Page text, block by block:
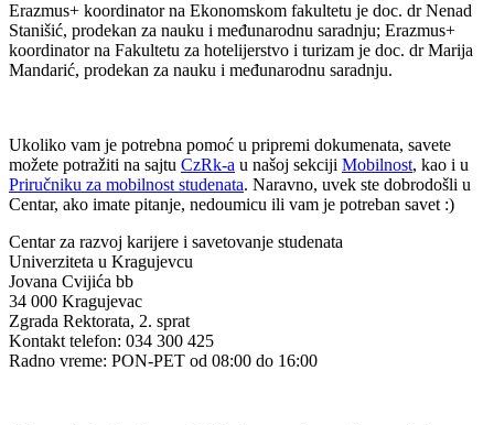
Erazmus+ koordinator na Ekonomskom fakultetu je doc. dr Nenad
Stanišić, prodekan za nauku i međunarodnu saradnju; Erazmus+
koordinator na Fakultetu za hotelijerstvo i turizam je doc. dr Marija
Mandarić, prodekan za nauku i međunarodnu saradnju.
Ukoliko vam je potrebna pomoć u pripremi dokumenata, savete
možete potražiti na sajtu CzRk-a u našoj sekciji Mobilnost, kao i u
Priručniku za mobilnost studenata. Naravno, uvek ste dobrodošli u
Centar, ako imate pitanje, nedoumicu ili vam je potreban savet :)
Centar za razvoj karijere i savetovanje studenata
Univerziteta u Kragujevcu
Jovana Cvijića bb
34 000 Kragujevac
Zgrada Rektorata, 2. sprat
Kontakt telefon: 034 300 425
Radno vreme: PON-PET od 08:00 do 16:00